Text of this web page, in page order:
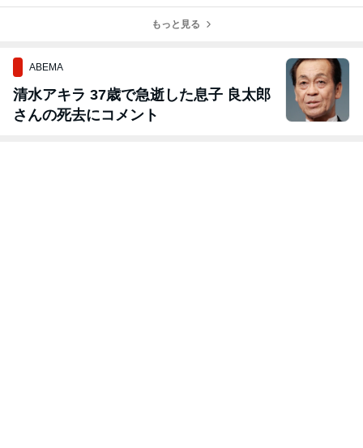
もっと見る
ABEMA
清水アキラ 37歳で急逝した息子 良太郎
さんの死去にコメント